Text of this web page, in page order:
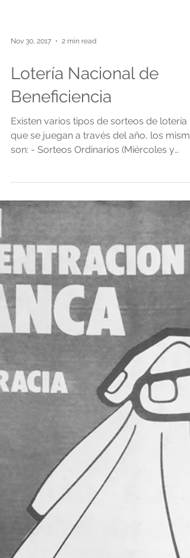
Lotería Nacional de
Beneficiencia
Existen varios tipos de sorteos de lotería
que se juegan a través del año, los
Domingo) (1...